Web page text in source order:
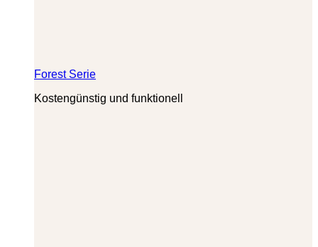
Forest Serie
Kostengünstig und funktionell